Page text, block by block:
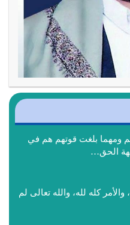
ومهما بلغت قوتهم هم في
الحق…
كله لله، والله تعالى لم